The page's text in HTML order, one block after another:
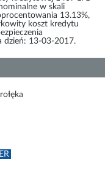
w skali
13.13%,
koszt kredytu
dzień: 13-03-2017.